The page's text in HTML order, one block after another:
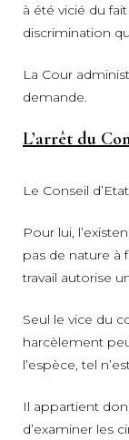
à été vicié du
discrimination
La Cour
demande.
L’arrêt du
Le Conseil
Pour lui,
pas de nature à
travail autorise
Seul le vice du
harcèlement
l’espèce, tel
Il appartient
d’examiner les